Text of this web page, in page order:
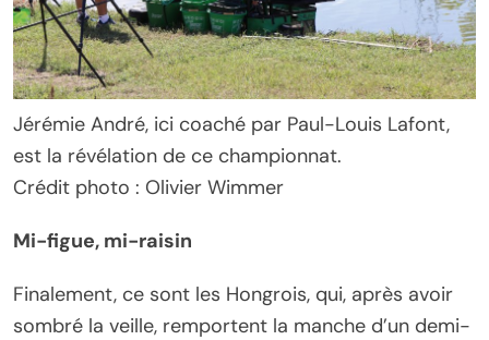
Jérémie André, ici coaché par Paul-Louis Lafont,
est la révélation de ce championnat.
Crédit photo : Olivier Wimmer
Mi-figue, mi-raisin
Finalement, ce sont les Hongrois, qui, après avoir
sombré la veille, remportent la manche d’un demi-